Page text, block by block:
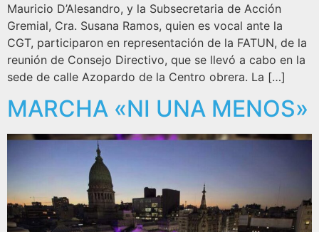
Mauricio D’Alesandro, y la Subsecretaria de Acción
Gremial, Cra. Susana Ramos, quien es vocal ante la
CGT, participaron en representación de la FATUN, de la
reunión de Consejo Directivo, que se llevó a cabo en la
sede de calle Azopardo de la Centro obrera. La […]
MARCHA «NI UNA MENOS»